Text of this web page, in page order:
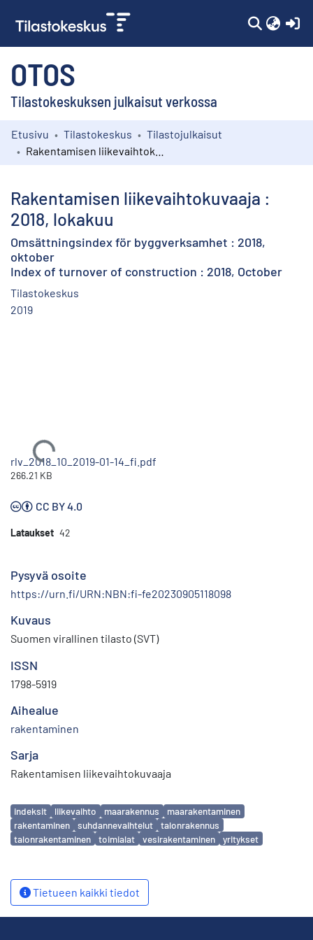
OTOS
Tilastokeskuksen julkaisut verkossa
Kokoelmat
Etusivu Tilastokeskus
Tilastojulkaisut
Rakentamisen liikevaihtokuvaaja :
2018, lokakuu
Omsättningsindex för byggverksamhet : 2018,
oktober
Index of turnover of construction : 2018, October
Tilastokeskus
2019
Ladataan...
rlv_2018_10_2019-01-14_fi.pdf
266.21 KB
CC BY 4.0
Lataukset 42
Pysyvä osoite
https://urn.fi/URN:NBN:fi-fe20230905118098
Kuvaus
Suomen virallinen tilasto (SVT)
ISSN
1798-5919
Aihealue
rakentaminen
Sarja
Rakentamisen liikevaihtokuvaaja
Avainsanat
indeksit liikevaihto maarakennus
maarakentaminen
rakentaminen
suhdannevaihtelut
talonrakennus
talonrakentaminen
toimialat vesirakentaminen yritykset
Tietueen kaikki tiedot